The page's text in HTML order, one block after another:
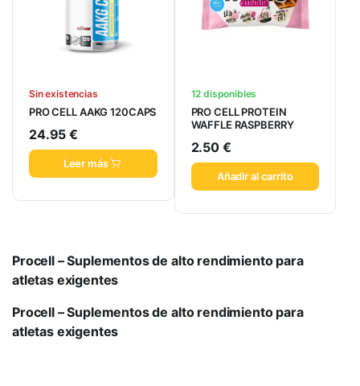
Sin existencias
PRO CELL AAKG 120CAPS
24.95€
Leer más
12 disponibles
PRO CELL PROTEIN
WAFFLE RASPBERRY
2.50 €
Añadir al carrito
Procell – Suplementos de alto rendimiento para
atletas exigentes
Procell – Suplementos de alto rendimiento para
atletas exigentes